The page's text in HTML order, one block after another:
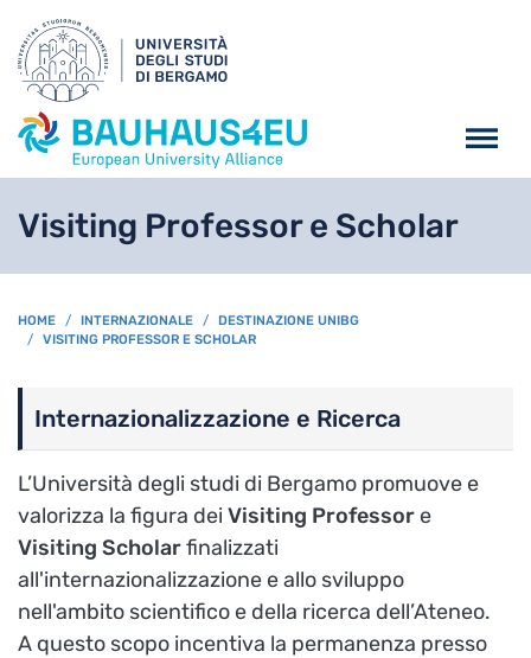
Visiting Professor e Scholar
BREADCRUMB
HOME INTERNAZIONALE
DESTINAZIONE UNIBG
VISITING PROFESSOR E SCHOLAR
Internazionalizzazione e Ricerca
L’Università degli studi di Bergamo promuove e
valorizza la figura dei Visiting Professor e
Visiting Scholarfinalizzati
all'internazionalizzazione e allo sviluppo
nell'ambito scientifico e della ricerca dell’Ateneo.
A questo scopo incentiva la permanenza presso